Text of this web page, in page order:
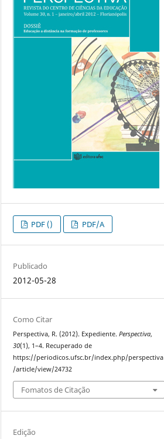
PDF () PDF/A
Publicado
2012-05-28
Como Citar
Perspectiva, R. (2012). Expediente.Perspectiva,
30(1), 1–4. Recuperado de
https://periodicos.ufsc.br/index.php/perspectiva
/article/view/24732
Fomatos de Citação
Edição